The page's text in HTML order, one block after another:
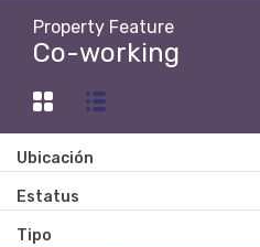
Property Feature
Co-working
Ubicación
Estatus
Tipo